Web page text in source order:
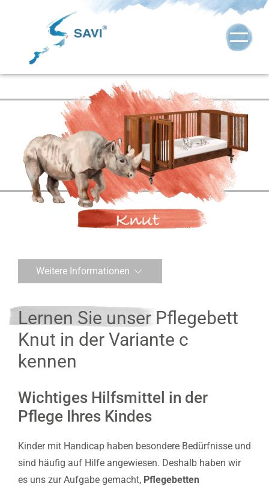
Weitere Informationen
Lernen Sie unser Pflegebett
Knut in der Variante c
kennen
Wichtiges Hilfsmittel in der
Pflege Ihres Kindes
Kinder mit Handicap haben besondere Bedürfnisse und
sind häufig auf Hilfe angewiesen. Deshalb haben wir
es uns zur Aufgabe gemacht, Pflegebetten